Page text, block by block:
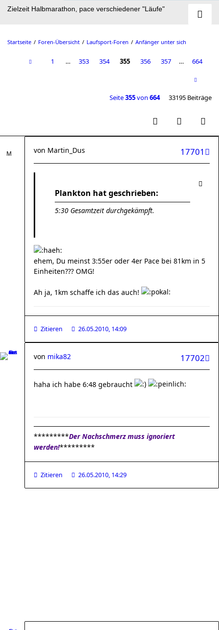
Zielzeit Halbmarathon, pace verschiedener "Läufe"
Startseite Foren-Übersicht Laufsport-Foren Anfänger unter sich
1 … 353 354 355 356 357 … 664
Seite355von 664 33195 Beiträge
17701
von Martin_Dus
Plankton hat geschrieben:
5:30 Gesamtzeit durchgekämpft.
ehem, Du meinst 3:55er oder 4er Pace bei 81km in 5
Einheiten??? OMG!
Ah ja, 1km schaffe ich das auch!
Zitieren 26.05.2010, 14:09
17702
von mika82
haha ich habe 6:48 gebraucht
*********Der Nachschmerz muss ignoriert
werden!*********
Zitieren 26.05.2010, 14:29